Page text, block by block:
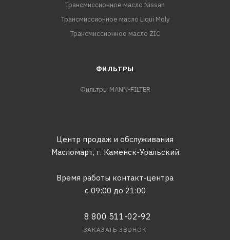
Трансмиссионное масло Nissan
Трансмиссионное масло Liqui Moly
Трансмиссионное масло ZIC
ФИЛЬТРЫ
Фильтры MANN-FILTER
Центр продаж и обслуживания
Масломарт, г. Каменск-Уральский
Время работы контакт-центра
с 09:00 до 21:00
8 800 511-02-92
ЗАКАЗАТЬ ЗВОНОК